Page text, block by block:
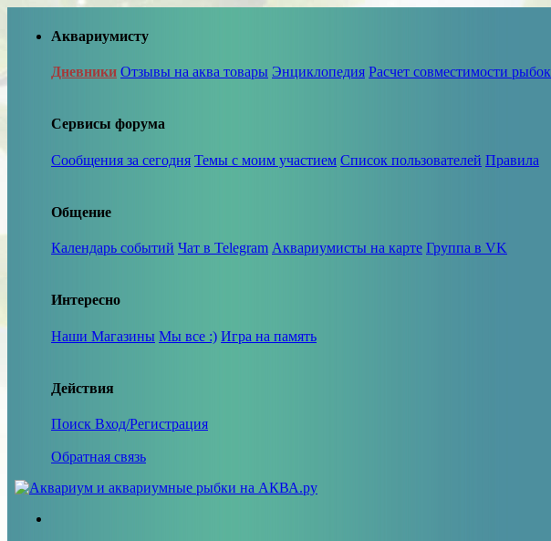
Аквариумисту
Дневники Отзывы на аква товары Энциклопедия Расчет совместимости рыбок
Сервисы форума
Сообщения за сегодня Темы с моим участием Список пользователей Правила
Общение
Календарь событий Чат в Telegram Аквариумисты на карте Группа в VK
Интересно
Наши Магазины Мы все :) Игра на память
Действия
Поиск Вход/Регистрация
Обратная связь